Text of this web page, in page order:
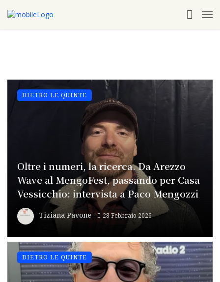
Oltre i numeri, la ricerca. Da Arezzo
Wave al MengoFest, passando per Casa
Vessicchio: intervista a Paco Mengozzi
Tiziana Pavone 28 Febbraio 2026
DIETRO LE QUINTE
DIETRO LE QUINTE